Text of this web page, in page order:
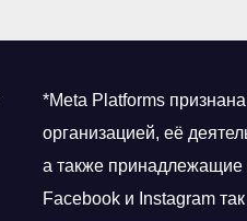
*Meta Platforms признана
организацией, её
а также принадлежащие
Facebook и Instagram